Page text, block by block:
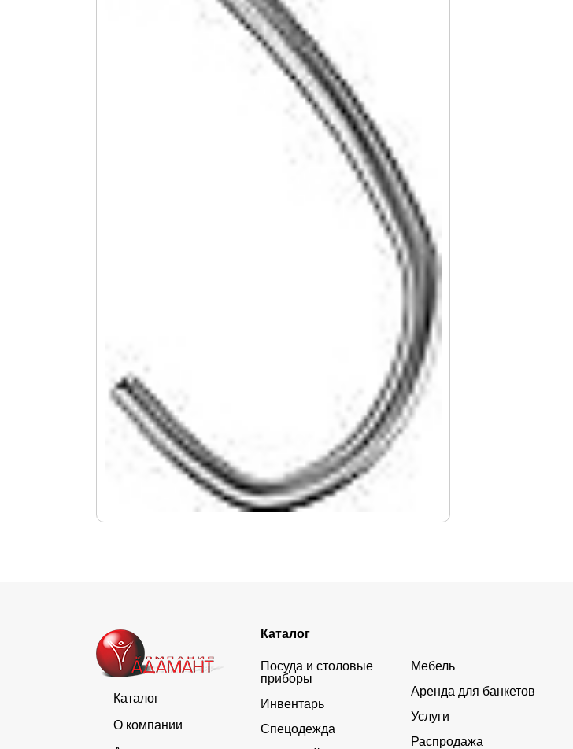
Каталог
О компании
Каталог
Посуда и столовые
приборы
Инвентарь
Спецодежда
Мебель
Аренда для банкетов
Услуги
Распродажа